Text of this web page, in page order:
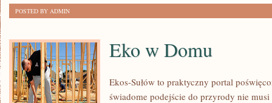
POSTED BY ADMIN
Eko w Domu
Ekos-Sułów to praktyczny portal
świadome podejście do przyrody nie